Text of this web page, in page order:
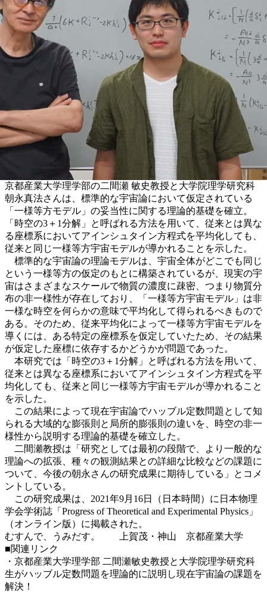
京都産業大学理学部の二間瀬 敏史教授と大学院理学研究科
朝永真法さんは、標準的な宇宙論において仮定されている
「一様等方モデル」の妥当性に関する理論的基礎を確立。
「時空の3＋1分解」と呼ばれる方法を用いて、従来とは異な
る座標系においてアインシュタイン方程式を平均化しても、
従来と同じ一様等方宇宙モデルが導かれることを示した。
標準的な宇宙論の理論モデルは、宇宙全体がどこでも同じ
という一様等方の仮定のもとに構築されているが、現実の宇
宙はさまざまなスケールで物質の濃度に疎密、つまり物質分
布の非一様性が存在しており、「一様等方宇宙モデル」は非
一様な時空を何らかの意味で平均化して得られるべきもので
ある。そのため、従来平均化によって一様等方宇宙モデルを
導くには、ある特定の座標系を仮定していたため、その結果
が仮定した座標に依存するかどうかが問題であった。
本研究では「時空の3＋1分解」と呼ばれる方法を用いて、
従来とは異なる座標系においてアインシュタイン方程式を平
均化しても、従来と同じ一様等方宇宙モデルが導かれること
を示した。
この結果によって現在宇宙論でハッブル定数問題として知
られる大域的な膨張則と局所的膨張則の違いを、時空の非一
様性から説明する理論的基礎を確立した。
二間瀬教授は「研究としては最初の段階で、より一般的な
理論への拡張、種々の観測結果との詳細な比較などの課題に
ついて、今後の朝永さんの研究成果に期待している」とコメ
ントしている。
この研究成果は、2021年9月16日（日本時間）に日本物理
学会学術誌「Progress of Theoretical and Experimental Physics」
（オンライン版）に掲載された。
むすんで、うみだす。 上賀茂・神山 京都産業大学
■関連リンク
・京都産業大学理学部 二間瀬敏史教授と大学院理学研究科
生がハッブル定数問題を理論的に説明し現在宇宙論の課題を
解決！